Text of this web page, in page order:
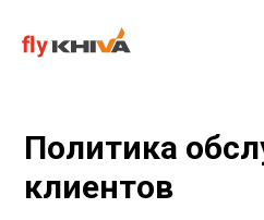
Политика
клиентов